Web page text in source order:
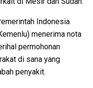
Indonesia
menerima nota
permohonan
di sana yang
penyakit.